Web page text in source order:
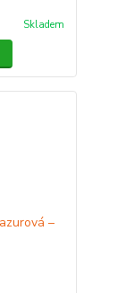
Skladem